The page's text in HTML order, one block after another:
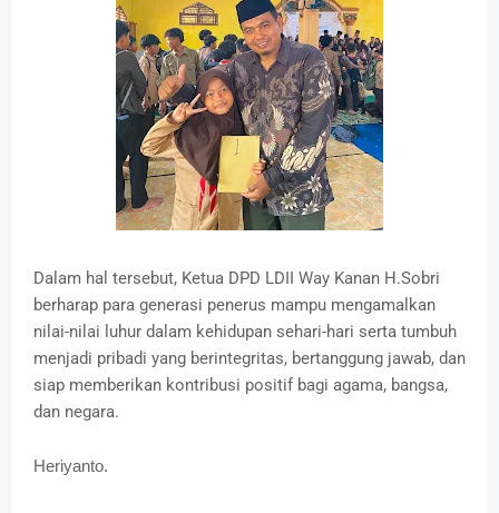
Dalam hal tersebut, Ketua DPD LDII Way Kanan H.Sobri
berharap para generasi penerus mampu mengamalkan
nilai-nilai luhur dalam kehidupan sehari-hari serta tumbuh
menjadi pribadi yang berintegritas, bertanggung jawab, dan
siap memberikan kontribusi positif bagi agama, bangsa,
dan negara.
Heriyanto.